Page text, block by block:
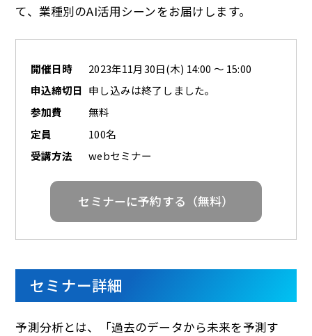
て、業種別のAI活用シーンをお届けします。
開催日時
2023年11月30日(木) 14:00 ～ 15:00
申込締切日 申し込みは終了しました。
参加費
無料
定員
100名
受講方法
webセミナー
セミナーに予約する（無料）
セミナー詳細
予測分析とは、「過去のデータから未来を予測す